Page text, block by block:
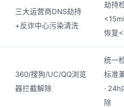
三大运营商DNS劫持
+反诈中心污染清洗
劫持
恢复
360/搜狗/UC/QQ浏览
器拦截解除
统一
标准
· 24h
除